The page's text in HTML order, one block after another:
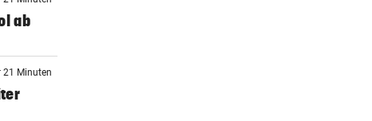
ab
21 Minuten